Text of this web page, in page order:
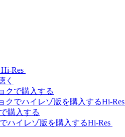
Hi-Res
Hi-Res
Hi-Res